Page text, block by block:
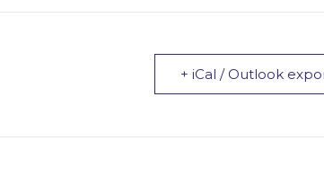
+ iCal / Outlook